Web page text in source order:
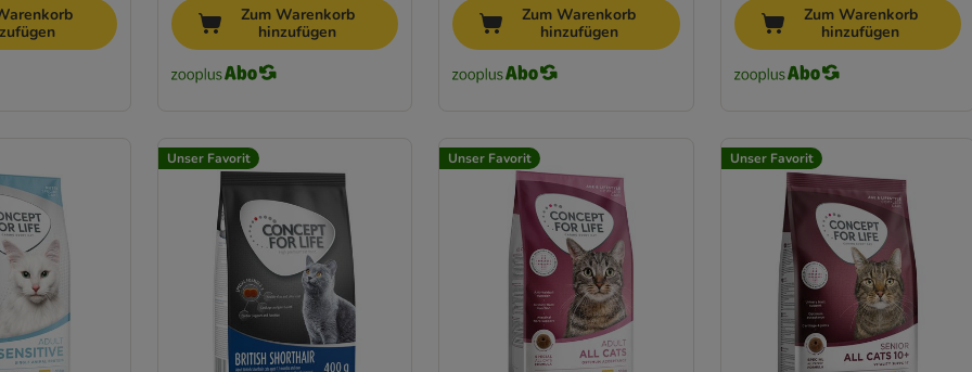
Zum Warenkorb
hinzufügen
Zum Warenkorb
hinzufügen
Zum Warenkorb
hinzufügen
Unser Favorit Unser Favorit Unser Favorit